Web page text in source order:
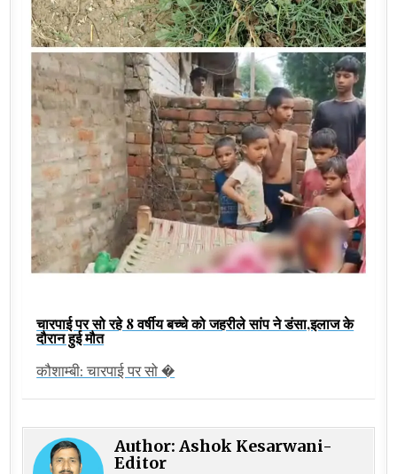
चारपाई पर सो रहे 8 वर्षीय बच्चे को जहरीले सांप ने डंसा,इलाज के
दौरान हुई मौत
कौशाम्बी: चारपाई पर सो �
Author:Ashok Kesarwani-
Editor